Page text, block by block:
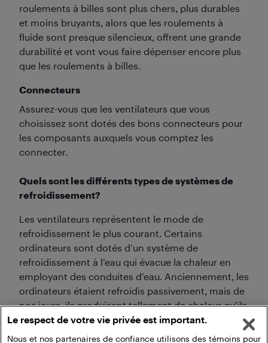
roulements à billes sont plus chers, plus durables
et moins bruyants, alors que les roulements à
fluide sont presque silencieux, offrent une grande
durabilité et vont vous faire dépenser encore plus
que les roulements à billes.
Connecteurs
Assurez-vous que les ventilateurs que vous
choisissez sont dotés des bons connecteurs pour
les composants auxquels vous comptez les
connecter.
Quels sont les différents types de systèmes de
refroidissement?
Les ventilateurs représentent le mode de
refroidissement le plus courant. Certains
ordinateurs sont dotés d’un système de
refroidissement à l’eau qui évacue la chaleur en
employant des conduites d’eau. Anciennement, les
ordinateurs étaient refroidis passivement, mais de
nos jours, ils produisent tellement de chaleur qu’ils
doivent être munis d’un système de
refroidissement actif (à air ou à eau).
Le respect de votre vie privée est important.
Nous et nos partenaires de confiance utilisons des témoins pour